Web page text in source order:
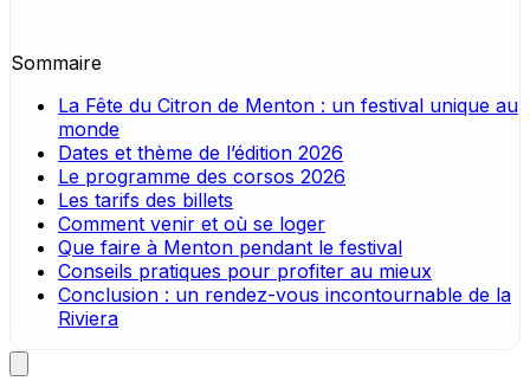
Sommaire
La Fête du Citron de Menton : un festival unique au
monde
Dates et thème de l’édition 2026
Le programme des corsos 2026
Les tarifs des billets
Comment venir et où se loger
Que faire à Menton pendant le festival
Conseils pratiques pour profiter au mieux
Conclusion : un rendez-vous incontournable de la
Riviera